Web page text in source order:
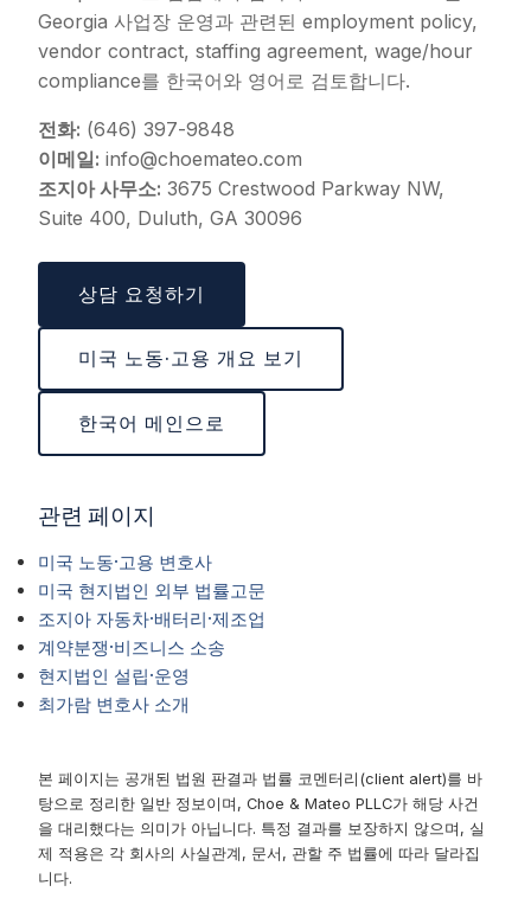
Georgia 사업장 운영과 관련된 employment policy,
vendor contract, staffing agreement, wage/hour
compliance를 한국어와 영어로 검토합니다.
전화: (646) 397-9848
이메일: info@choemateo.com
조지아 사무소: 3675 Crestwood Parkway NW,
Suite 400, Duluth, GA 30096
상담 요청하기
미국 노동·고용 개요 보기
한국어 메인으로
관련 페이지
미국 노동·고용 변호사
미국 현지법인 외부 법률고문
조지아 자동차·배터리·제조업
계약분쟁·비즈니스 소송
현지법인 설립·운영
최가람 변호사 소개
본 페이지는 공개된 법원 판결과 법률 코멘터리(client alert)를 바
탕으로 정리한 일반 정보이며, Choe & Mateo PLLC가 해당 사건
을 대리했다는 의미가 아닙니다. 특정 결과를 보장하지 않으며, 실
제 적용은 각 회사의 사실관계, 문서, 관할 주 법률에 따라 달라집
니다.